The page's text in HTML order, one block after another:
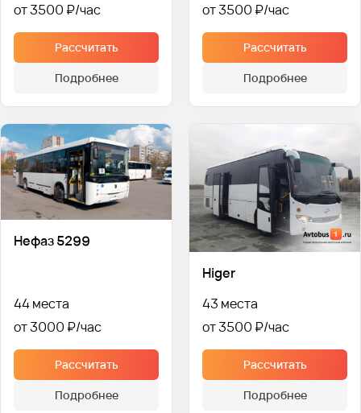
от 3500 ₽
Рассчитать
Подробнее
от 3500 ₽
Рассчитать
Подробнее
Нефаз 5299
44 места
от 3000 ₽
Рассчитать
Подробнее
Higer
43 места
от 3500 ₽
Рассчитать
Подробнее